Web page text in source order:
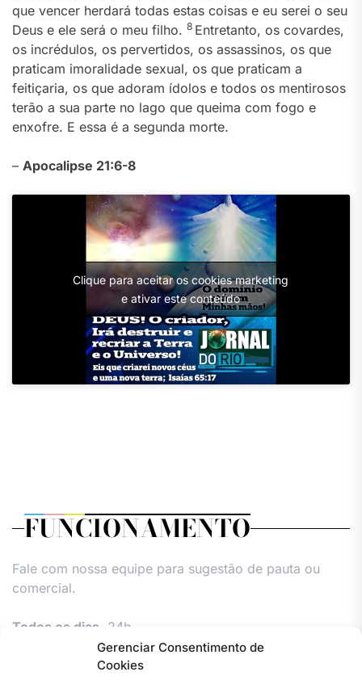
Gerenciar Consentimento de
Cookies
que vencer herdará todas estas coisas e eu serei o seu
Deus e ele será o meu filho. 8 Entretanto, os covardes,
os incrédulos, os pervertidos, os assassinos, os que
praticam imoralidade sexual, os que praticam a
feitiçaria, os que adoram ídolos e todos os mentirosos
terão a sua parte no lago que queima com fogo e
enxofre. E essa é a segunda morte.
– Apocalipse 21:6-8
Clique para aceitar os cookies marketing
e ativar este conteúdo
FUNCIONAMENTO
Fale com nossa equipe para sugestão de pauta ou
comercial.
Todos os dias, 24h.